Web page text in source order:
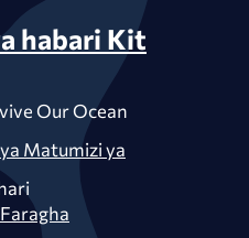
habari Kit
Our Ocean
Matumizi ya